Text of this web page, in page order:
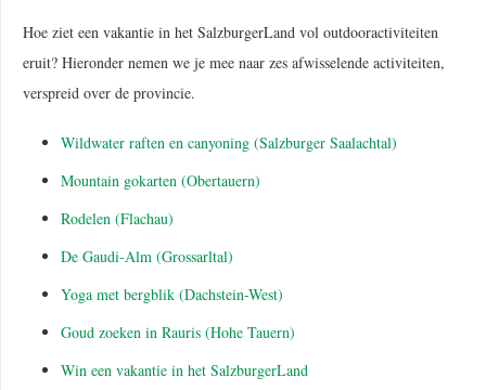
Hoe ziet een vakantie in het SalzburgerLand vol outdooractiviteiten
eruit? Hieronder nemen we je mee naar zes afwisselende activiteiten,
verspreid over de provincie.
Wildwater raften en canyoning (Salzburger Saalachtal)
Mountain gokarten (Obertauern)
Rodelen (Flachau)
De Gaudi-Alm (Grossarltal)
Yoga met bergblik (Dachstein-West)
Goud zoeken in Rauris (Hohe Tauern)
Win een vakantie in het SalzburgerLand